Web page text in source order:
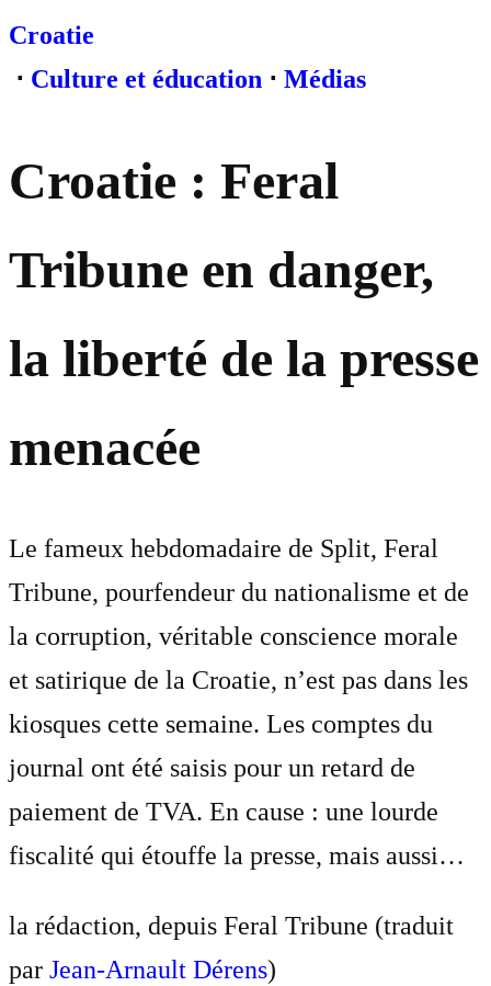
Croatie
⋅ Culture et éducation ⋅ Médias
Croatie : Feral
Tribune en danger,
la liberté de la presse
menacée
Le fameux hebdomadaire de Split, Feral
Tribune, pourfendeur du nationalisme et de
la corruption, véritable conscience morale
et satirique de la Croatie, n’est pas dans les
kiosques cette semaine. Les comptes du
journal ont été saisis pour un retard de
paiement de TVA. En cause : une lourde
fiscalité qui étouffe la presse, mais aussi…
la rédaction, depuis Feral Tribune (traduit
par Jean-Arnault Dérens)